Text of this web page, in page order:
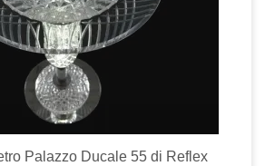
Palazzo Ducale 55 di Reflex